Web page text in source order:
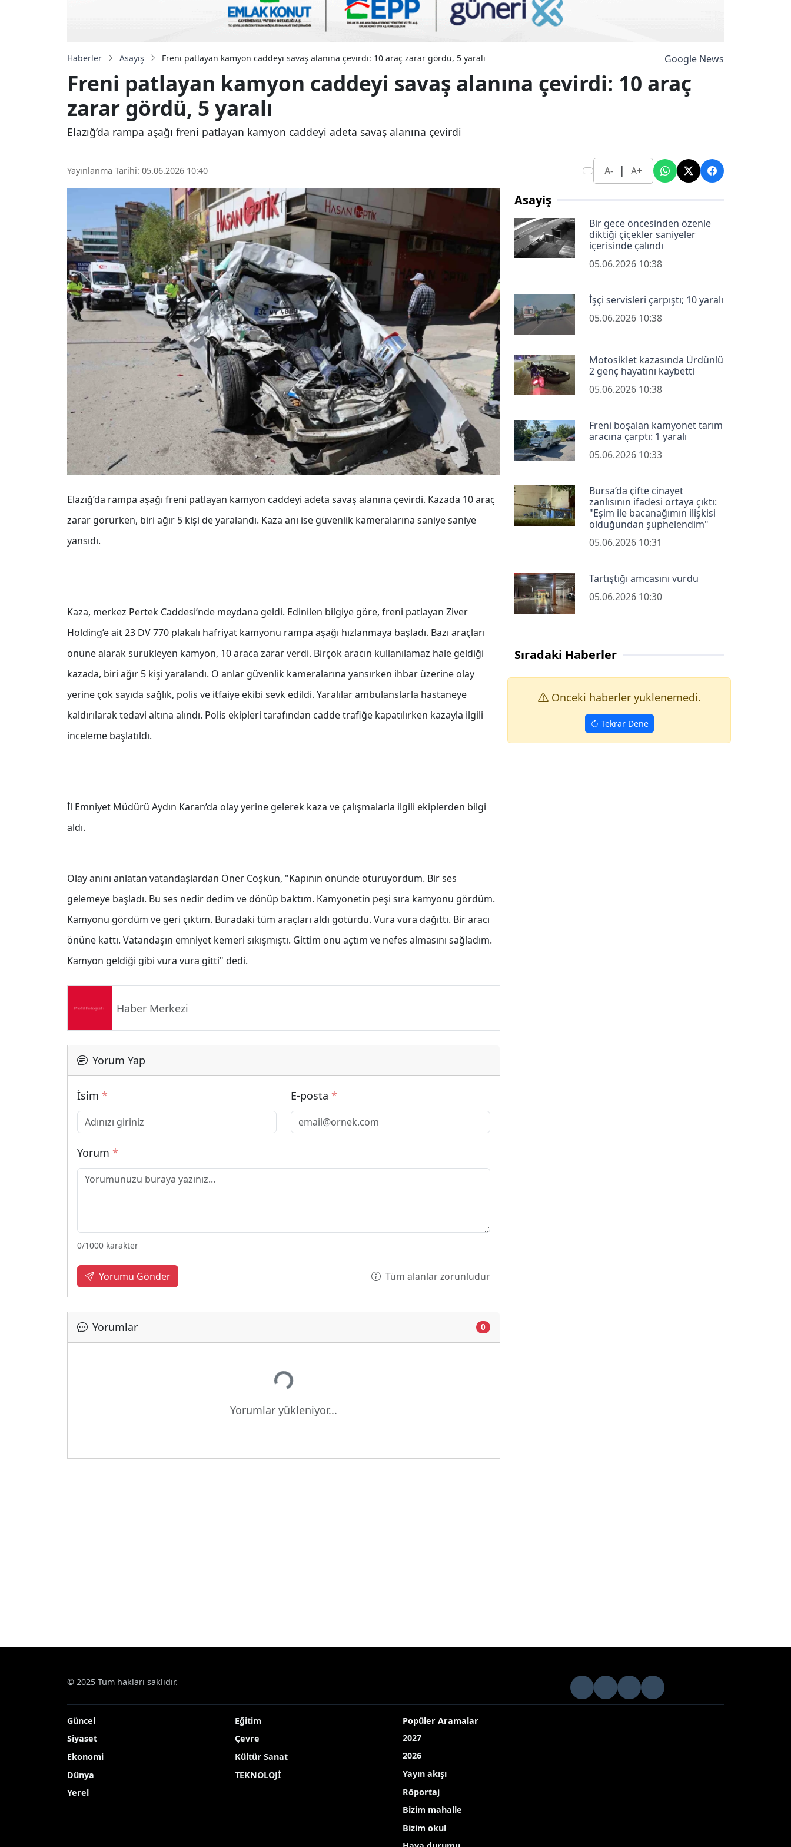
Haberler Asayiş Freni patlayan kamyon caddeyi savaş alanına çevirdi: 10 araç zarar gördü, 5 yaralı Google News
Freni patlayan kamyon caddeyi savaş alanına çevirdi: 10 araç
zarar gördü, 5 yaralı
Elazığ’da rampa aşağı freni patlayan kamyon caddeyi adeta savaş alanına çevirdi
Yayınlanma Tarihi: 05.06.2026 10:40 A- | A+
Elazığ’da rampa aşağı freni patlayan kamyon caddeyi adeta savaş alanına çevirdi. Kazada 10 araç
zarar görürken, biri ağır 5 kişi de yaralandı. Kaza anı ise güvenlik kameralarına saniye saniye
yansıdı.
Kaza, merkez Pertek Caddesi’nde meydana geldi. Edinilen bilgiye göre, freni patlayan Ziver
Holding’e ait 23 DV 770 plakalı hafriyat kamyonu rampa aşağı hızlanmaya başladı. Bazı araçları
önüne alarak sürükleyen kamyon, 10 araca zarar verdi. Birçok aracın kullanılamaz hale geldiği
kazada, biri ağır 5 kişi yaralandı. O anlar güvenlik kameralarına yansırken ihbar üzerine olay
yerine çok sayıda sağlık, polis ve itfaiye ekibi sevk edildi. Yaralılar ambulanslarla hastaneye
kaldırılarak tedavi altına alındı. Polis ekipleri tarafından cadde trafiğe kapatılırken kazayla ilgili
inceleme başlatıldı.
İl Emniyet Müdürü Aydın Karan’da olay yerine gelerek kaza ve çalışmalarla ilgili ekiplerden bilgi
aldı.
Olay anını anlatan vatandaşlardan Öner Coşkun, "Kapının önünde oturuyordum. Bir ses
gelemeye başladı. Bu ses nedir dedim ve dönüp baktım. Kamyonetin peşi sıra kamyonu gördüm.
Kamyonu gördüm ve geri çıktım. Buradaki tüm araçları aldı götürdü. Vura vura dağıttı. Bir aracı
önüne kattı. Vatandaşın emniyet kemeri sıkışmıştı. Gittim onu açtım ve nefes almasını sağladım.
Kamyon geldiği gibi vura vura gitti" dedi.
Haber Merkezi
Yorum Yap
İsim * E-posta *
Yorum *
0/1000 karakter
Yorumu Gönder Tüm alanlar zorunludur
Yorumlar 0
Yükleniyor...
Yorumlar yükleniyor...
Asayiş
Bir gece öncesinden özenle
diktiği çiçekler saniyeler
içerisinde çalındı
05.06.2026 10:38
İşçi servisleri çarpıştı; 10 yaralı
05.06.2026 10:38
Motosiklet kazasında Ürdünlü
2 genç hayatını kaybetti
05.06.2026 10:38
Freni boşalan kamyonet tarım
aracına çarptı: 1 yaralı
05.06.2026 10:33
Bursa’da çifte cinayet
zanlısının ifadesi ortaya çıktı:
"Eşim ile bacanağımın ilişkisi
olduğundan şüphelendim"
05.06.2026 10:31
Tartıştığı amcasını vurdu
05.06.2026 10:30
Sıradaki Haberler
Onceki haberler yuklenemedi.
Tekrar Dene
© 2025 Tüm hakları saklıdır.
Güncel
Siyaset
Ekonomi
Dünya
Yerel
Eğitim
Çevre
Kültür Sanat
TEKNOLOJİ
Popüler Aramalar
2027
2026
Yayın akışı
Röportaj
Bizim mahalle
Bizim okul